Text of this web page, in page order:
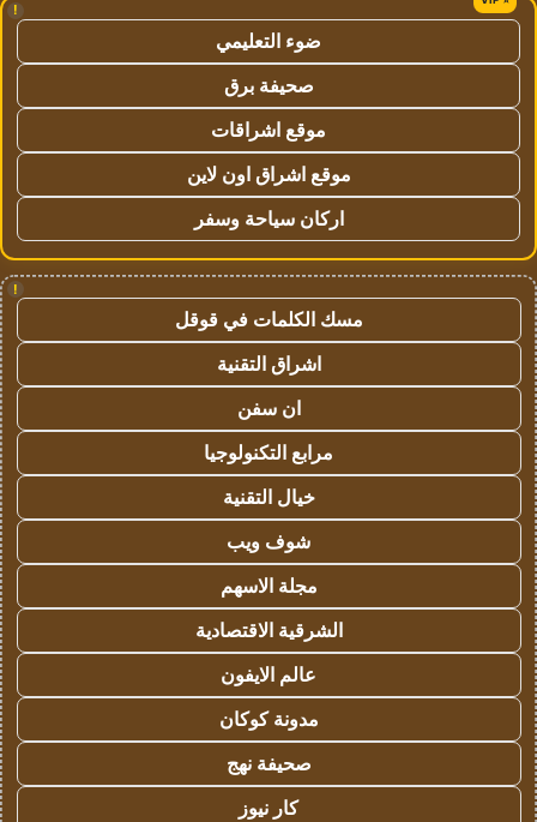
!
ضوء التعليمي
صحيفة برق
موقع اشراقات
موقع اشراق اون لاين
اركان سياحة وسفر
!
مسك الكلمات في قوقل
اشراق التقنية
ان سفن
مرابع التكنولوجيا
خيال التقنية
شوف ويب
مجلة الاسهم
الشرقية الاقتصادية
عالم الايفون
مدونة كوكان
صحيفة نهج
كار نيوز